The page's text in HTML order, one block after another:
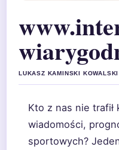
LUKASZ KAMINSKI
Kto z nas nie
wiadomości,
sportowych?